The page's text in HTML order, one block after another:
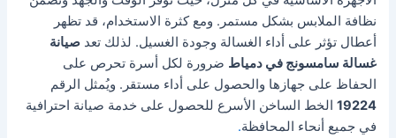
نظافة الملابس بشكل مستمر. ومع كثرة الاستخدام، قد تظهر
أعطال تؤثر على أداء الغسالة وجودة الغسيل. لذلك تعدصيانة
غسالة سامسونج في دمياط ضرورة لكل أسرة تحرص على
الحفاظ على جهازها والحصول على أداء مستقر. ويُمثل الرقم
19224 الخط الساخن الأسرع للحصول على خدمة صيانة احترافية
في جميع أنحاء المحافظة.